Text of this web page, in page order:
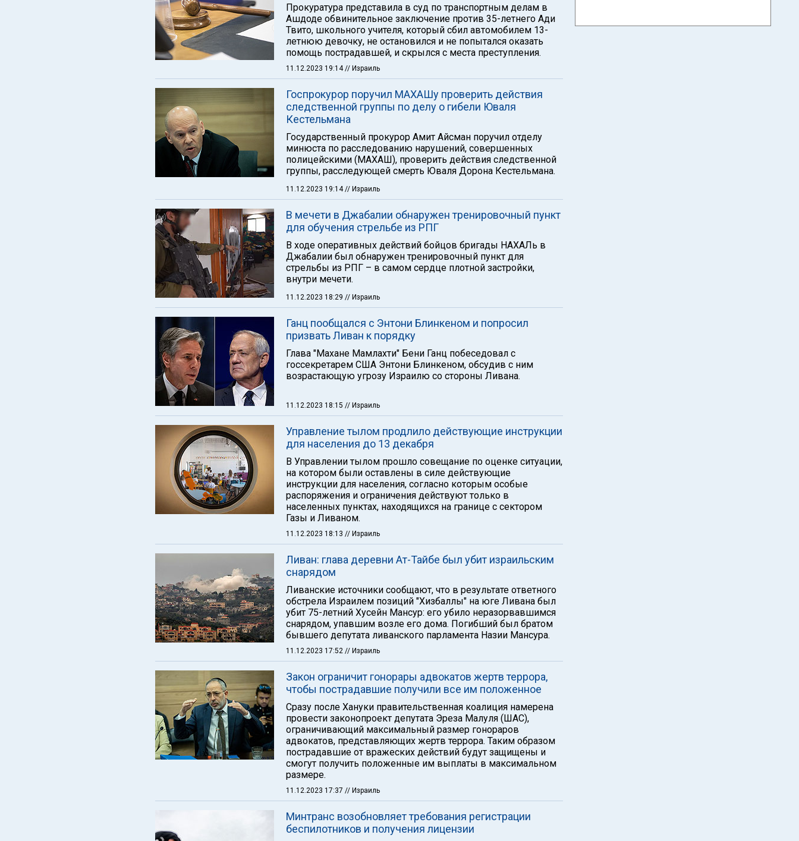
Прокуратура представила в суд по транспортным делам в
Ашдоде обвинительное заключение против 35-летнего Ади
Твито, школьного учителя, который сбил автомобилем 13-
летнюю девочку, не остановился и не попытался оказать
помощь пострадавшей, и скрылся с места преступления.
11.12.2023 19:14// Израиль
Госпрокурор поручил МАХАШу проверить действия
следственной группы по делу о гибели Юваля
Кестельмана
Государственный прокурор Амит Айсман поручил отделу
минюста по расследованию нарушений, совершенных
полицейскими (МАХАШ), проверить действия следственной
группы, расследующей смерть Юваля Дорона Кестельмана.
11.12.2023 19:14// Израиль
В мечети в Джабалии обнаружен тренировочный пункт
для обучения стрельбе из РПГ
В ходе оперативных действий бойцов бригады НАХАЛь в
Джабалии был обнаружен тренировочный пункт для
стрельбы из РПГ – в самом сердце плотной застройки,
внутри мечети.
11.12.2023 18:29 // Израиль
Ганц пообщался с Энтони Блинкеном и попросил
призвать Ливан к порядку
Глава "Махане Мамлахти" Бени Ганц побеседовал с
госсекретарем США Энтони Блинкеном, обсудив с ним
возрастающую угрозу Израилю со стороны Ливана.
11.12.2023 18:15 // Израиль
Управление тылом продлило действующие инструкции
для населения до 13 декабря
В Управлении тылом прошло совещание по оценке ситуации,
на котором были оставлены в силе действующие
инструкции для населения, согласно которым особые
распоряжения и ограничения действуют только в
населенных пунктах, находящихся на границе с сектором
Газы и Ливаном.
11.12.2023 18:13 // Израиль
Ливан: глава деревни Ат-Тайбе был убит израильским
снарядом
Ливанские источники сообщают, что в результате ответного
обстрела Израилем позиций "Хизбаллы" на юге Ливана был
убит 75-летний Хусейн Мансур: его убило неразорвавшимся
снарядом, упавшим возле его дома. Погибший был братом
бывшего депутата ливанского парламента Назии Мансура.
11.12.2023 17:52 // Израиль
Закон ограничит гонорары адвокатов жертв террора,
чтобы пострадавшие получили все им положенное
Сразу после Хануки правительственная коалиция намерена
провести законопроект депутата Эреза Малуля (ШАС),
ограничивающий максимальный размер гонораров
адвокатов, представляющих жертв террора. Таким образом
пострадавшие от вражеских действий будут защищены и
смогут получить положенные им выплаты в максимальном
размере.
11.12.2023 17:37 // Израиль
Минтранс возобновляет требования регистрации
беспилотников и получения лицензии